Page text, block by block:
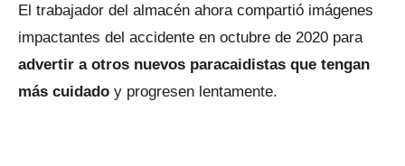
El trabajador del almacén ahora compartió imágenes
impactantes del accidente en octubre de 2020 para
advertir a otros nuevos paracaidistas que tengan
más cuidado y progresen lentamente.